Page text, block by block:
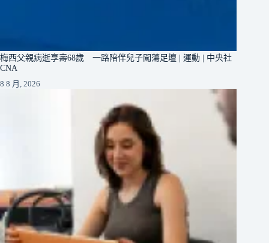
梅西父親病逝享壽68歲 一路陪伴兒子闖蕩足壇 | 運動 | 中央社
CNA
8 8 月, 2026